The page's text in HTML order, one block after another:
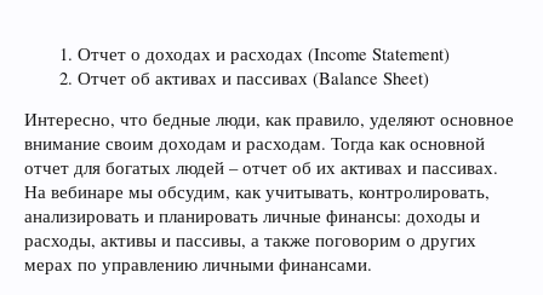
Отчет о доходах и расходах (Income Statement)
Отчет об активах и пассивах (Balance Sheet)
Интересно, что бедные люди, как правило, уделяют основное
внимание своим доходам и расходам. Тогда как основной
отчет для богатых людей – отчет об их активах и пассивах.
На вебинаре мы обсудим, как учитывать, контролировать,
анализировать и планировать личные финансы: доходы и
расходы, активы и пассивы, а также поговорим о других
мерах по управлению личными финансами.